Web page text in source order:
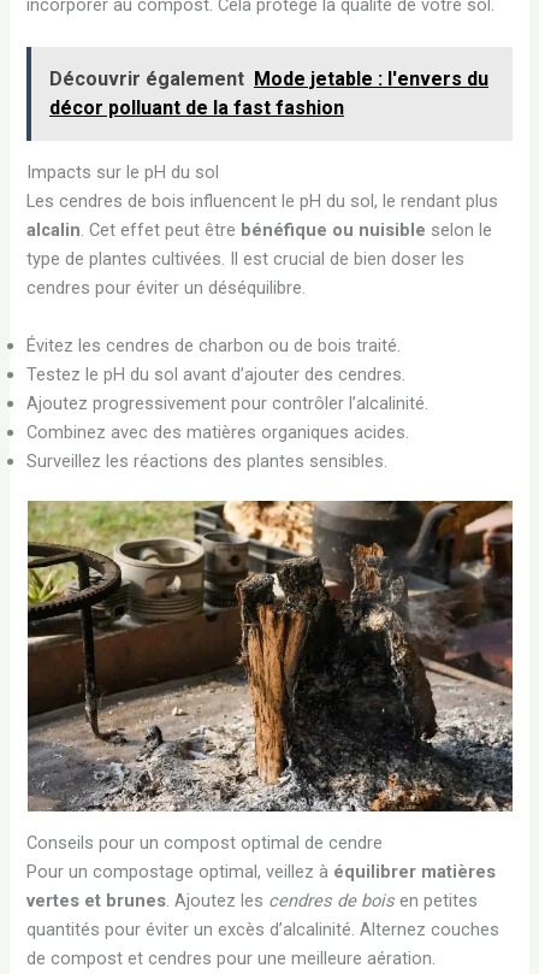
incorporer au compost. Cela protège la qualité de votre sol.
Découvrir également Mode jetable : l'envers du
décor polluant de la fast fashion
Impacts sur le pH du sol
Les cendres de bois influencent le pH du sol, le rendant plus
alcalin. Cet effet peut être bénéfique ou nuisible selon le
type de plantes cultivées. Il est crucial de bien doser les
cendres pour éviter un déséquilibre.
Évitez les cendres de charbon ou de bois traité.
Testez le pH du sol avant d’ajouter des cendres.
Ajoutez progressivement pour contrôler l’alcalinité.
Combinez avec des matières organiques acides.
Surveillez les réactions des plantes sensibles.
Conseils pour un compost optimal de cendre
Pour un compostage optimal, veillez à équilibrer matières
vertes et brunes. Ajoutez les cendres de bois en petites
quantités pour éviter un excès d’alcalinité. Alternez couches
de compost et cendres pour une meilleure aération.